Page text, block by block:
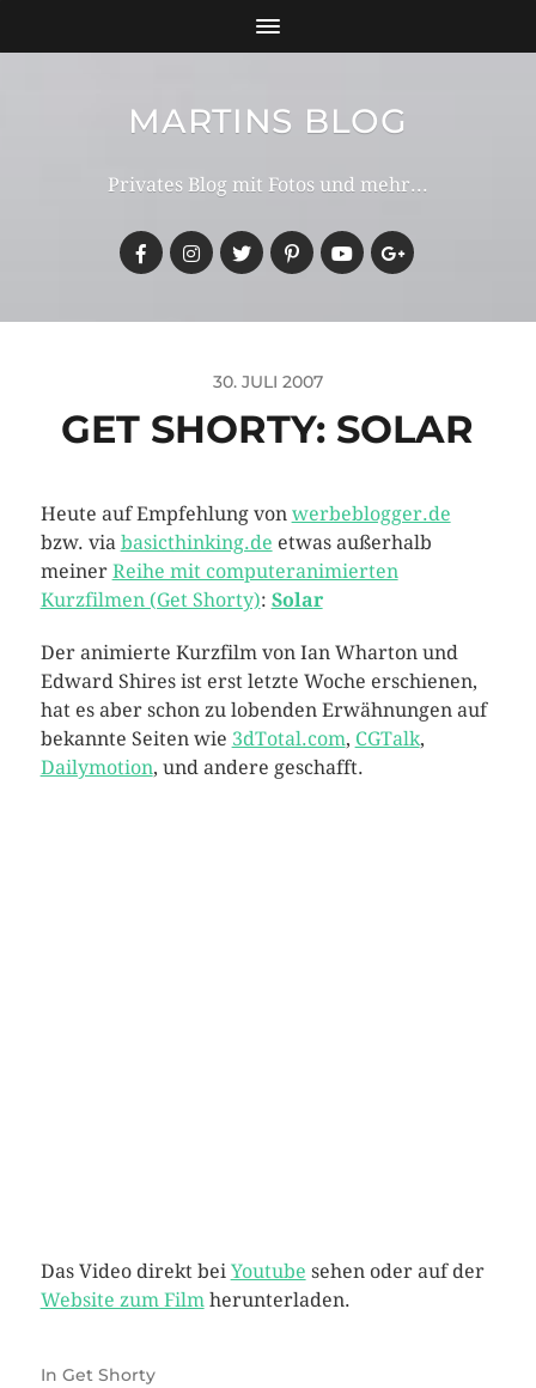
MARTINS BLOG
Privates Blog mit Fotos und mehr...
30. JULI 2007
GET SHORTY: SOLAR
Heute auf Empfehlung von werbeblogger.de
bzw. via basicthinking.de etwas außerhalb
meiner Reihe mit computeranimierten
Kurzfilmen (Get Shorty): Solar
Der animierte Kurzfilm von Ian Wharton und
Edward Shires ist erst letzte Woche erschienen,
hat es aber schon zu lobenden Erwähnungen auf
bekannte Seiten wie 3dTotal.com, CGTalk,
Dailymotion, und andere geschafft.
Das Video direkt bei Youtube sehen oder auf der
Website zum Filmherunterladen.
In Get Shorty